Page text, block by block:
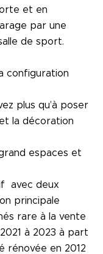
et en
par une
de sport.
configuration
plus qu’à poser
la décoration
espaces et
avec deux
principale
rare à la vente
à 2023 à part
rénovée en 2012